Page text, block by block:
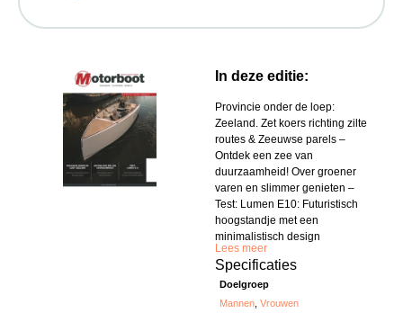
In deze editie:
Provincie onder de loep:
Zeeland. Zet koers richting zilte
routes & Zeeuwse parels –
Ontdek een zee van
duurzaamheid! Over groener
varen en slimmer genieten –
Test: Lumen E10: Futuristisch
hoogstandje met een
minimalistisch design
Lees meer
Specificaties
Doelgroep
Mannen,Vrouwen